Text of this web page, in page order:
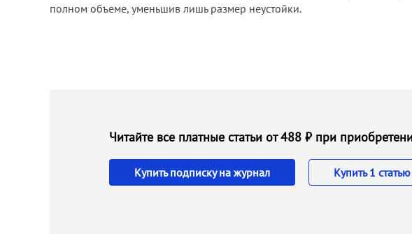
полном объеме, уменьшив лишь размер неустойки.
Читайте все платные статьи от 488 ₽ при
Купить подписку на журнал Купить 1